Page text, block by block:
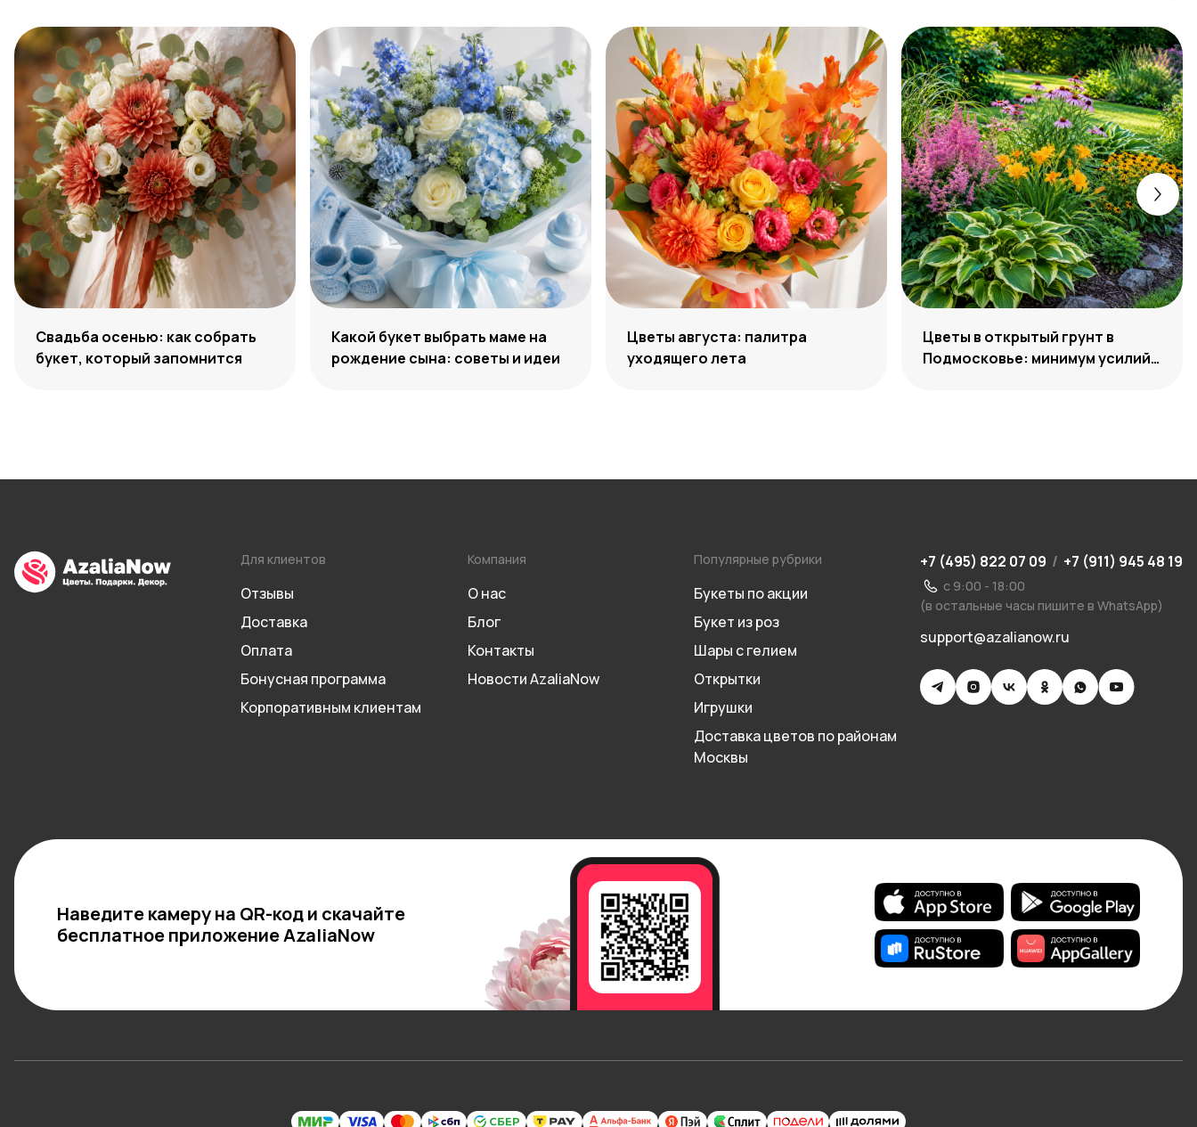
Свадьба осенью: как собрать
букет, который запомнится
Какой букет выбрать маме на
рождение сына: советы и идеи
Цветы августа: палитра
уходящего лета
Цветы в открытый грунт в
Подмосковье: минимум усилий,
Для клиентов
Отзывы
Доставка
Оплата
Бонусная программа
Корпоративным клиентам
Компания
О нас
Блог
Контакты
Новости AzaliaNow
Популярные рубрики
Букеты по акции
Букет из роз
Шары с гелием
Открытки
Игрушки
Доставка цветов по районам
Москвы
+7 (495) 822 07 09 / +7 (911) 945 48 19
с 9:00 - 18:00
(в остальные часы пишите в WhatsApp)
support@azalianow.ru
Наведите камеру на QR-код и скачайте
бесплатное приложение AzaliaNow